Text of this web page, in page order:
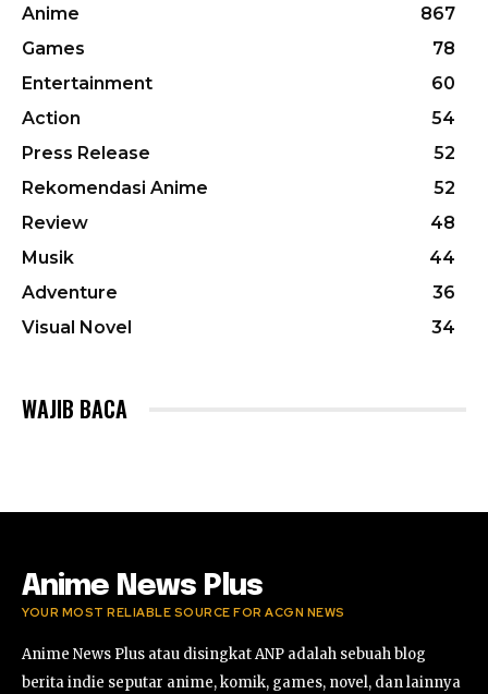
Anime
867
Games
78
Entertainment
60
Action
54
Press Release
52
Rekomendasi Anime
52
Review
48
Musik
44
Adventure
36
Visual Novel
34
WAJIB BACA
Anime News Plus
YOUR MOST RELIABLE SOURCE FOR ACGN NEWS
Anime News Plus atau disingkat ANP adalah sebuah blog
berita indie seputar anime, komik, games, novel, dan lainnya